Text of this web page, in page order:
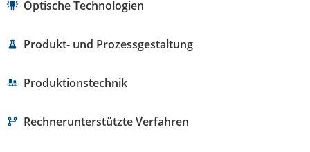
Optische Technologien
Produkt- und Prozessgestaltung
Produktionstechnik
Rechnerunterstützte Verfahren